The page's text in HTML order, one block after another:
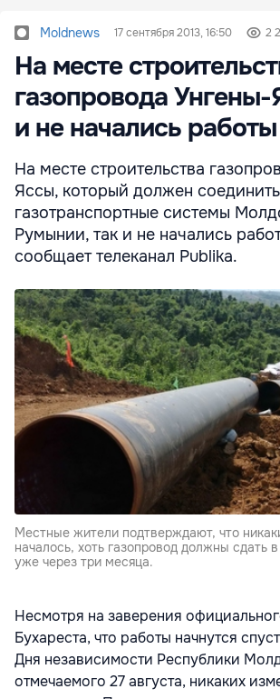
Moldnews 17 сентября 2013, 16:50 2
На месте
газопровода Унгены-
и не начались работы
На месте строительства
Яссы, который должен соединить
газотранспортные системы
Румынии, так и не начались
сообщает телеканал Publika.
Местные жители подтверждают, что
началось, хоть газопровод должны сдать
уже через три месяца.
Несмотря на заверения
Бухареста, что работы начнутся
Дня независимости Республики
отмечаемого 27 августа, никаких